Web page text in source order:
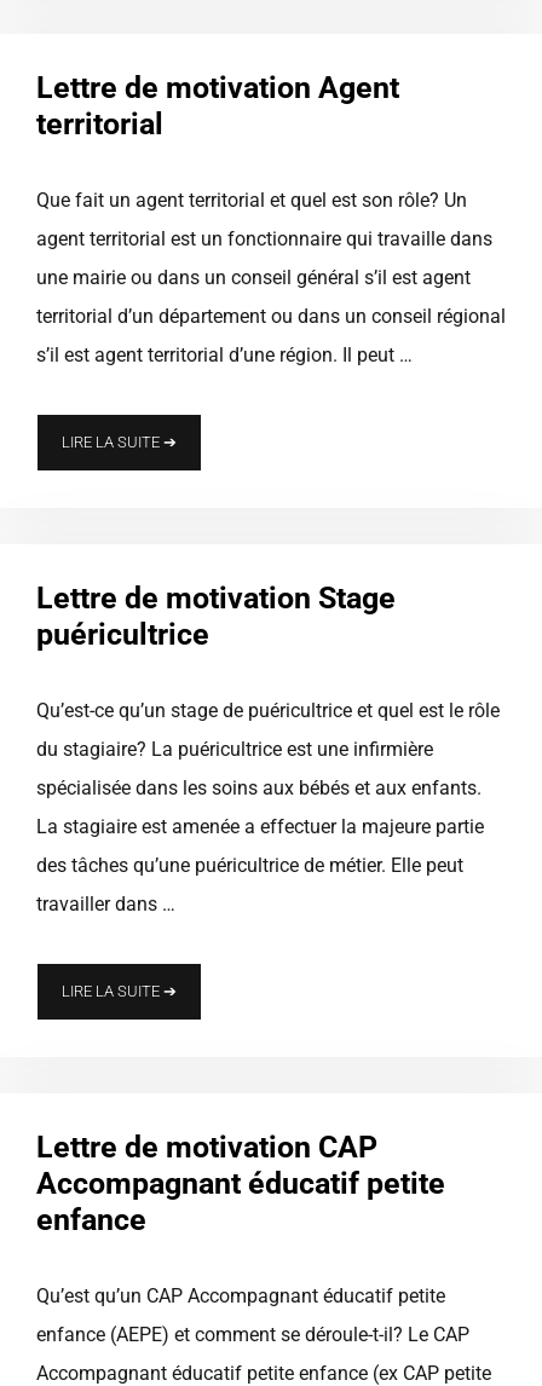
Lettre de motivation Agent
territorial
Que fait un agent territorial et quel est son rôle? Un
agent territorial est un fonctionnaire qui travaille dans
une mairie ou dans un conseil général s’il est agent
territorial d’un département ou dans un conseil régional
s’il est agent territorial d’une région. Il peut …
LIRE LA SUITE ➔
Lettre de motivation Stage
puéricultrice
Qu’est-ce qu’un stage de puéricultrice et quel est le rôle
du stagiaire? La puéricultrice est une infirmière
spécialisée dans les soins aux bébés et aux enfants.
La stagiaire est amenée a effectuer la majeure partie
des tâches qu’une puéricultrice de métier. Elle peut
travailler dans …
LIRE LA SUITE ➔
Lettre de motivation CAP
Accompagnant éducatif petite
enfance
Qu’est qu’un CAP Accompagnant éducatif petite
enfance (AEPE) et comment se déroule-t-il? Le CAP
Accompagnant éducatif petite enfance (ex CAP petite